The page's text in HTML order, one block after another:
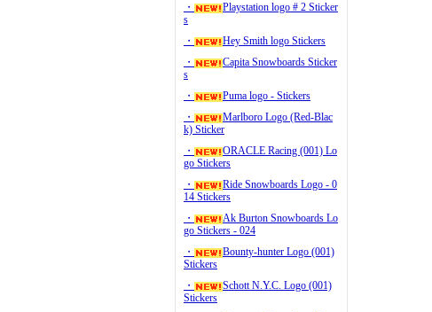
・
Playstation logo # 2 Sticker
s
・
Hey Smith logo Stickers
・
Capita Snowboards Sticker
s
・
Puma logo - Stickers
・
Marlboro Logo (Red-Blac
k) Sticker
・
ORACLE Racing (001) Lo
go Stickers
・
Ride Snowboards Logo - 0
14 Stickers
・
Ak Burton Snowboards Lo
go Stickers - 024
・
Bounty-hunter Logo (001)
Stickers
・
Schott N.Y.C. Logo (001)
Stickers